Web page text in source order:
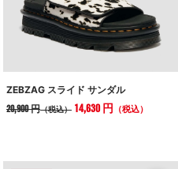
ZEBZAG スライド サンダル
20,900 円（税込） 14,630 円 （税込）